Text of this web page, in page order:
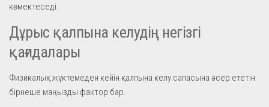
көмектеседі.
Дұрыс қалпына келудің негізгі
қағидалары
Физикалық жүктемеден кейін қалпына келу сапасына әсер ететін
бірнеше маңызды фактор бар.